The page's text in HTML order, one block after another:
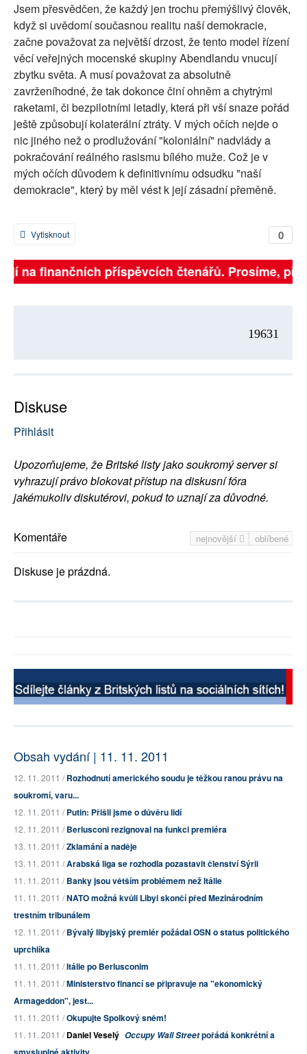
Jsem přesvědčen, že každý jen trochu přemýšlivý člověk,
když si uvědomí současnou realitu naší demokracie,
začne považovat za největší drzost, že tento model řízení
věcí veřejných mocenské skupiny Abendlandu vnucují
zbytku světa. A musí považovat za absolutně
zavrženíhodné, že tak dokonce činí ohněm a chytrými
raketami, či bezpilotními letadly, která při vší snaze pořád
ještě způsobují kolaterální ztráty. V mých očích nejde o
nic jiného než o prodlužování "koloniální" nadvlády a
pokračování reálného rasismu bílého muže. Což je v
mých očích důvodem k definitivnímu odsudku "naší
demokracie", který by měl vést k její zásadní přeměně.
0
Vytisknout
finančních příspěvcích čtenářů. Prosíme,
19631
Diskuse
Přihlásit
Upozorňujeme, že Britské listy jako soukromý server si
vyhrazují právo blokovat přístup na diskusní fóra
jakémukoliv diskutérovi, pokud to uznají za důvodné.
nejnovější oblíbené
Komentáře
Diskuse je prázdná.
Obsah vydání | 11. 11. 2011
12. 11. 2011 /Rozhodnutí amerického soudu je těžkou ranou právu na
soukromí, varu...
12. 11. 2011 /Putin: Přišli jsme o důvěru lidí
12. 11. 2011 /Berlusconi rezignoval na funkci premiéra
13. 11. 2011 /Zklamání a naděje
13. 11. 2011 /Arabská liga se rozhodla pozastavit členství Sýrii
11. 11. 2011 /Banky jsou větším problémem než Itálie
11. 11. 2011 /NATO možná kvůli Libyi skončí před Mezinárodním
trestním tribunálem
12. 11. 2011 /Bývalý libyjský premiér požádal OSN o status politického
uprchlíka
11. 11. 2011 /Itálie po Berlusconim
11. 11. 2011 /Ministerstvo financí se připravuje na "ekonomický
Armageddon", jest...
11. 11. 2011 /Okupujte Spolkový sněm!
11. 11. 2011 /Daniel Veselý Occupy Wall Streetpořádá konkrétní a